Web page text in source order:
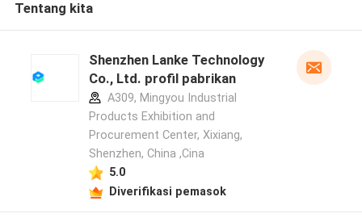
Tentang kita
Shenzhen Lanke Technology
Co., Ltd. profil pabrikan
A309, Mingyou Industrial
Products Exhibition and
Procurement Center, Xixiang,
Shenzhen, China ,Cina
5.0
Diverifikasi pemasok